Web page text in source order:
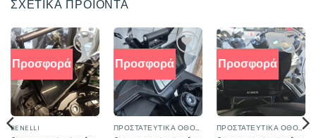
ΣΧΕΤΙΚΆ ΠΡΟΪΌΝΤΑ
ΠροσφοράAdd to
wishlist
BENELLI
ΠροσφοράAdd to
wishlist
ΠΡΟΣΤΑΤΕΥΤΙΚΆ ΟΘΌΝΗΣ
ΠροσφοράAdd to
wishlist
ΠΡΟΣΤΑΤΕΥΤΙΚΆ ΟΘΌΝΗΣ